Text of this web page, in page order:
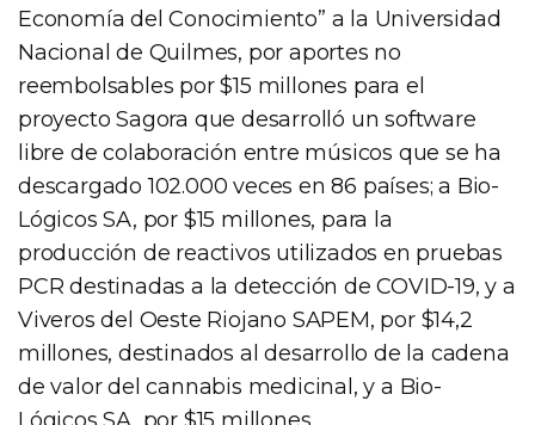
Economía del Conocimiento” a la Universidad
Nacional de Quilmes, por aportes no
reembolsables por $15 millones para el
proyecto Sagora que desarrolló un software
libre de colaboración entre músicos que se ha
descargado 102.000 veces en 86 países; a Bio-
Lógicos SA, por $15 millones, para la
producción de reactivos utilizados en pruebas
PCR destinadas a la detección de COVID-19, y a
Viveros del Oeste Riojano SAPEM, por $14,2
millones, destinados al desarrollo de la cadena
de valor del cannabis medicinal, y a Bio-